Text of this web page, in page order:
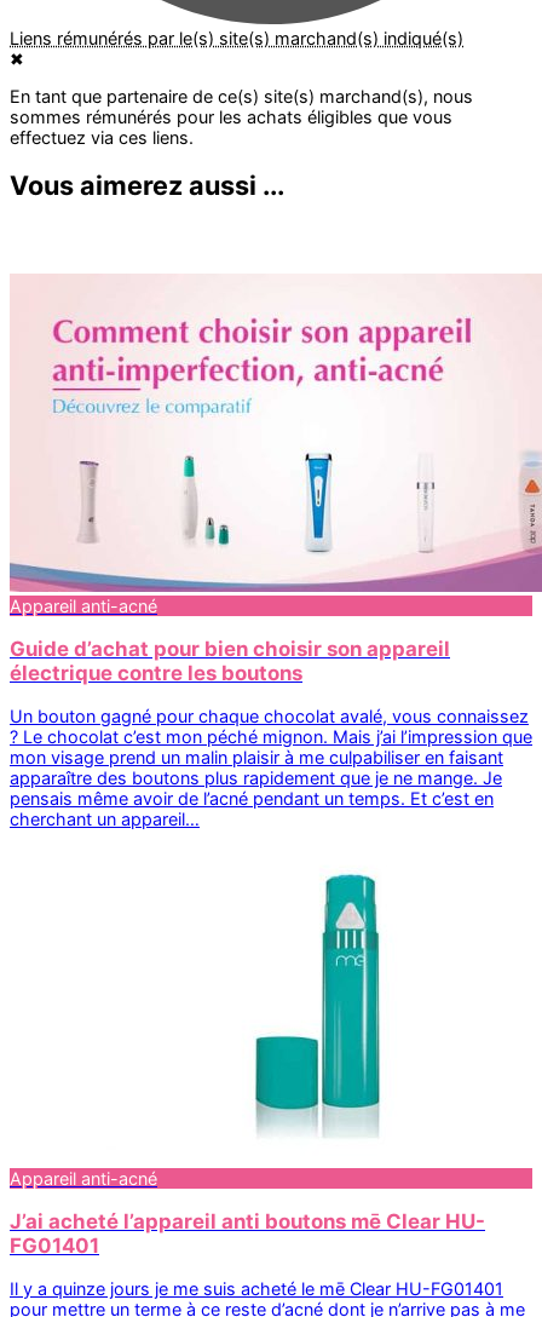
✖
Vous aimerez aussi ...
Appareil anti-acné
Guide d’achat pour bien choisir son appareil
électrique contre les boutons
Un bouton gagné pour chaque chocolat avalé, vous connaissez
? Le chocolat c’est mon péché mignon. Mais j’ai l’impression que
mon visage prend un malin plaisir à me culpabiliser en faisant
apparaître des boutons plus rapidement que je ne mange. Je
pensais même avoir de l’acné pendant un temps. Et c’est en
cherchant un appareil…
Appareil anti-acné
J’ai acheté l’appareil anti boutons mē Clear HU-
FG01401
Il y a quinze jours je me suis acheté le mē Clear HU-FG01401
pour mettre un terme à ce reste d’acné dont je n’arrive pas à me